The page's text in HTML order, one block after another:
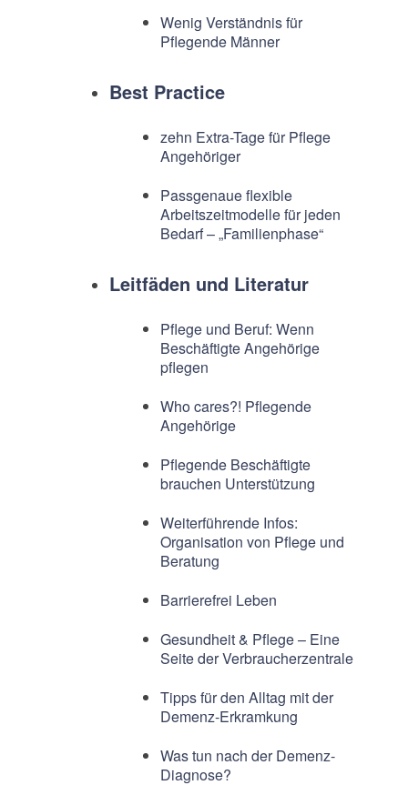
Wenig Verständnis für
Pflegende Männer
Best Practice
zehn Extra-Tage für Pflege
Angehöriger
Passgenaue flexible
Arbeitszeitmodelle für jeden
Bedarf – „Familienphase“
Leitfäden und Literatur
Pflege und Beruf: Wenn
Beschäftigte Angehörige
pflegen
Who cares?! Pflegende
Angehörige
Pflegende Beschäftigte
brauchen Unterstützung
Weiterführende Infos:
Organisation von Pflege und
Beratung
Barrierefrei Leben
Gesundheit & Pflege – Eine
Seite der Verbraucherzentrale
Tipps für den Alltag mit der
Demenz-Erkramkung
Was tun nach der Demenz-
Diagnose?